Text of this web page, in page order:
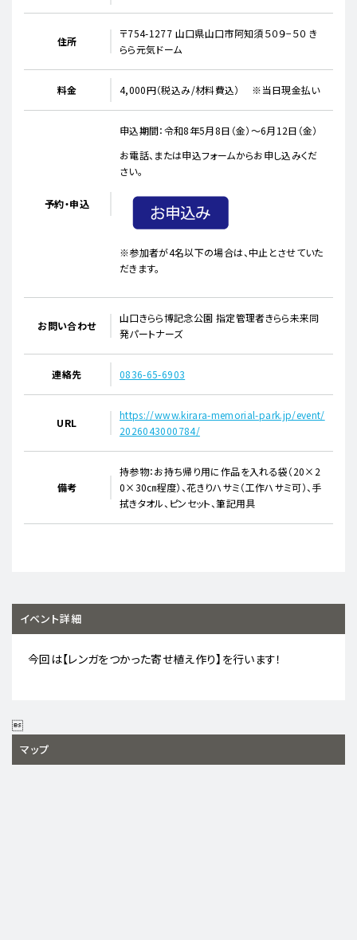
住所
〒754-1277 山口県山口市阿知須５０９−５０ き
らら元気ドーム
料金 4,000円（税込み/材料費込） ※当日現金払い
予約・申込
申込期間：令和8年5月8日（金）～6月12日（金）
お電話、または申込フォームからお申し込みくだ
さい。
※参加者が4名以下の場合は、中止とさせていた
だきます。
お問い合わせ
山口きらら博記念公園 指定管理者きらら未来同
発パートナーズ
連絡先 0836-65-6903
URL
https://www.kirara-memorial-park.jp/event/
2026043000784/
備考
持参物：お持ち帰り用に作品を入れる袋（20×2
0×30㎝程度）、花きりハサミ（工作ハサミ可）、手
拭きタオル、ピンセット、筆記用具
イベント詳細
今回は【レンガをつかった寄せ植え作り】を行います！

マップ